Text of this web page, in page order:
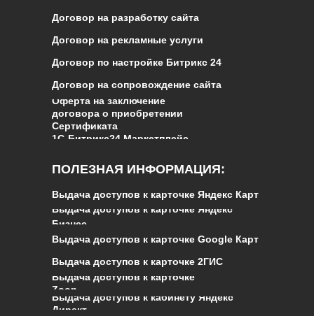
Выдача доступов к карточке
Zoon
Выдача доступов к кабинету Яндекс
Директ
Выдача доступов к карточке Яндекс Карт
Выдача доступов к карточке Яндекс
Бизнес
Выдача доступов к карточке Google Карт
Выдача доступов к карточке 2ГИС
ПОЛЕЗНАЯ ИНФОРМАЦИЯ:
Оферта на заключение
договора о приобретении
Сертификата
1С‑Битрикс24.Маркетплейс
Договор на разработку сайта
Договор на рекламные услуги
Договор по настройке Битрикс 24
Договор на сопровождение сайта